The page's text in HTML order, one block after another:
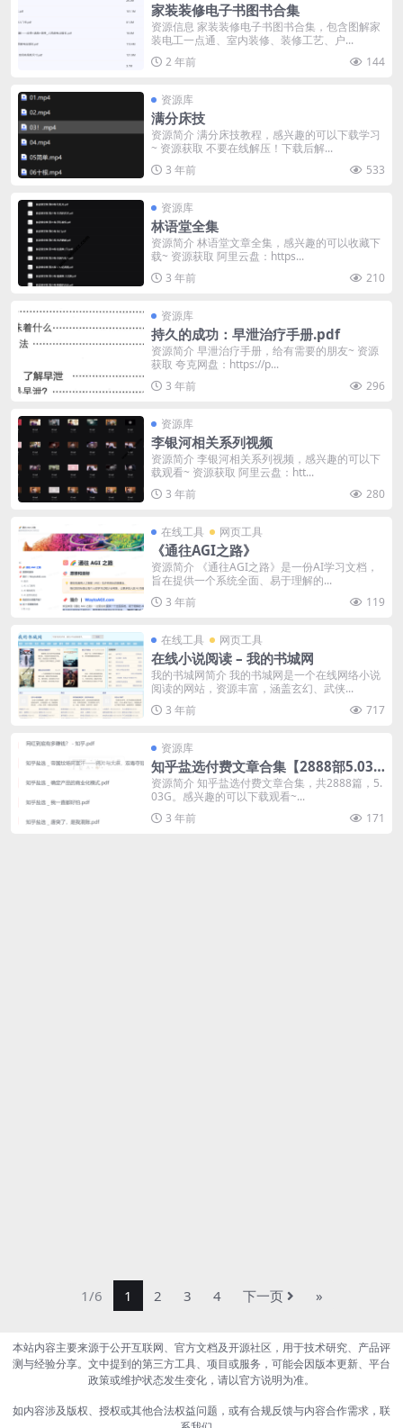
家装装修电子书图书合集
资源信息 家装装修电子书图书合集，包含图解家
装电工一点通、室内装修、装修工艺、户...
2 年前
144
资源库
满分床技
资源简介 满分床技教程，感兴趣的可以下载学习
~ 资源获取 不要在线解压！下载后解...
3 年前
533
资源库
林语堂全集
资源简介 林语堂文章全集，感兴趣的可以收藏下
载~ 资源获取 阿里云盘：https...
3 年前
210
资源库
持久的成功：早泄治疗手册.pdf
资源简介 早泄治疗手册，给有需要的朋友~ 资源
获取 夸克网盘：https://p...
3 年前
296
资源库
李银河相关系列视频
资源简介 李银河相关系列视频，感兴趣的可以下
载观看~ 资源获取 阿里云盘：htt...
3 年前
280
在线工具 网页工具
《通往AGI之路》
资源简介 《通往AGI之路》是一份AI学习文档，
旨在提供一个系统全面、易于理解的...
3 年前
119
在线工具 网页工具
在线小说阅读 – 我的书城网
我的书城网简介 我的书城网是一个在线网络小说
阅读的网站，资源丰富，涵盖玄幻、武侠...
3 年前
717
资源库
知乎盐选付费文章合集【2888部5.03
G】
资源简介 知乎盐选付费文章合集，共2888篇，5.
03G。感兴趣的可以下载观看~...
3 年前
171
1/6 1 2 3 4 下一页 »
本站内容主要来源于公开互联网、官方文档及开源社区，用于技术研究、产品评
测与经验分享。文中提到的第三方工具、项目或服务，可能会因版本更新、平台
政策或维护状态发生变化，请以官方说明为准。
如内容涉及版权、授权或其他合法权益问题，或有合规反馈与内容合作需求，联